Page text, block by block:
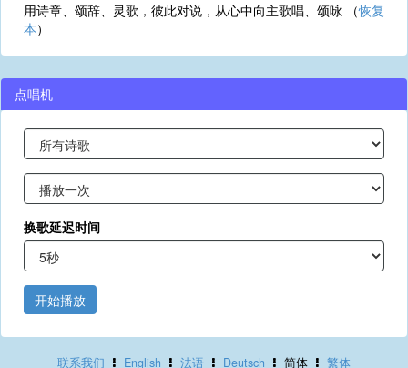
用诗章、颂辞、灵歌，彼此对说，从心中向主歌唱、颂咏 （恢复
本）
点唱机
换歌延迟时间
开始播放
联系我们 English 法语 Deutsch 简体 繁体